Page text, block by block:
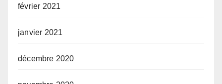
février 2021
janvier 2021
décembre 2020